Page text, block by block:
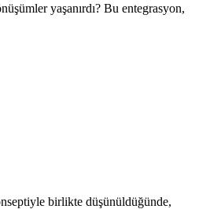
yaşanırdı? Bu entegrasyon,
birlikte düşünüldüğünde,